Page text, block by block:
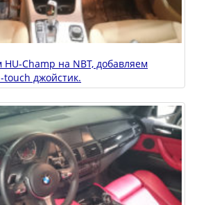
Champ на NBT, добавляем
touch джойстик.